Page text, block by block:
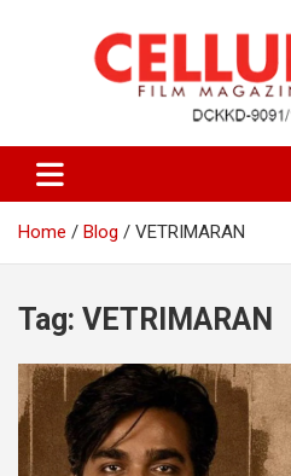
celluloid
Home Blog VETRIMARAN
Tag: VETRIMARAN